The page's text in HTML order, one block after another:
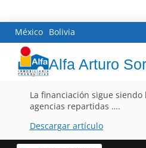
México Bolivia
Alfa Arturo
La financiación sigue
agencias repartidas ….
Descargar artículo